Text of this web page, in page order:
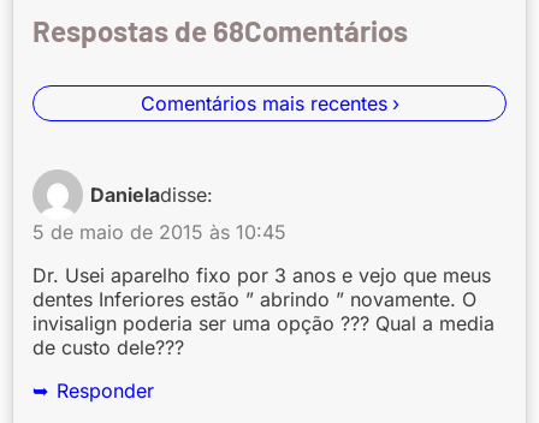
Respostas de 68
Comentários mais recentes
Danieladisse:
5 de maio de 2015 às 10:45
Dr. Usei aparelho fixo por 3 anos e vejo que meus
dentes Inferiores estão ” abrindo ” novamente. O
invisalign poderia ser uma opção ??? Qual a media
de custo dele???
Responder